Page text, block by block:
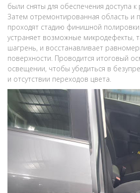
были сняты для обеспечения доступа
Затем отремонтированная область и
проходят стадию финишной
устраняет возможные микродефекты,
шагрень, и восстанавливает
поверхности. Проводится итоговый
освещении, чтобы убедиться в
и отсутствии переходов цвета.